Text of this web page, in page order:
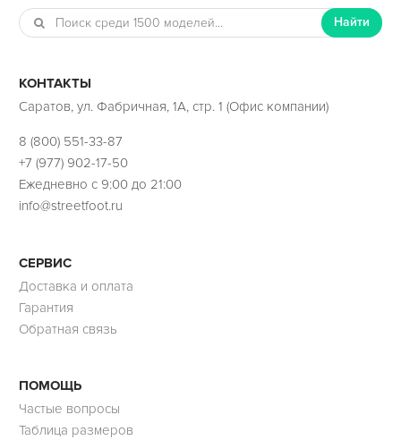
Найти
КОНТАКТЫ
Саратов, ул. Фабричная, 1А, стр. 1 (Офис компании)
8 (800) 551-33-87
+7 (977) 902-17-50
Ежедневно с 9:00 до 21:00
info@streetfoot.ru
СЕРВИС
Доставка и оплата
Гарантия
Обратная связь
ПОМОЩЬ
Частые вопросы
Таблица размеров